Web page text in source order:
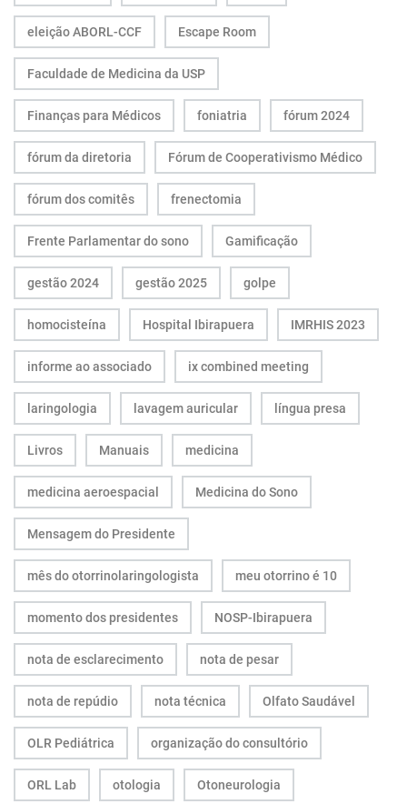
eleição ABORL-CCF Escape Room
Faculdade de Medicina da USP
Finanças para Médicos foniatria fórum 2024
fórum da diretoria Fórum de Cooperativismo Médico
fórum dos comitês frenectomia
Frente Parlamentar do sono Gamificação
gestão 2024 gestão 2025 golpe
homocisteína Hospital Ibirapuera IMRHIS 2023
informe ao associado ix combined meeting
laringologia lavagem auricular língua presa
Livros Manuais medicina
medicina aeroespacial Medicina do Sono
Mensagem do Presidente
mês do otorrinolaringologista meu otorrino é 10
momento dos presidentes NOSP-Ibirapuera
nota de esclarecimento nota de pesar
nota de repúdio nota técnica Olfato Saudável
OLR Pediátrica organização do consultório
ORL Lab otologia Otoneurologia